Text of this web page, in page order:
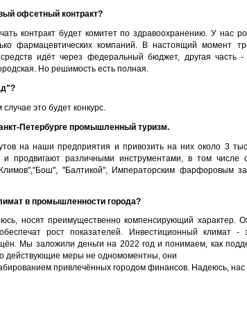
офсетный контракт?
контракт будет комитет по здравоохранению. У нас
фармацевтических компаний. В настоящий момент
идёт через федеральный бюджет, другая
Но решимость есть полная.
это будет конкурс.
Петербурге промышленный туризм.
на наши предприятия и привозить на них около 3
и продвигают различными инструментами, в том
"Балтикой", Императорским фарфоровым
в промышленности города?
носят преимущественно компенсирующий
рост показателей. Инвестиционный климат
Мы заложили деньги на 2022 год и понимаем, как
действующие меры не одномоментны, они
привлечённых городом финансов. Надеюсь,